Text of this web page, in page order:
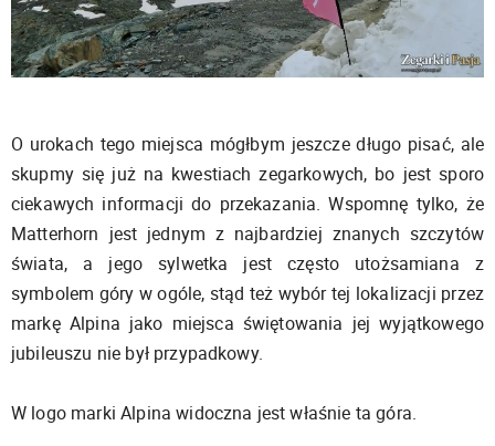
O urokach tego miejsca mógłbym jeszcze długo pisać, ale
skupmy się już na kwestiach zegarkowych, bo jest sporo
ciekawych informacji do przekazania. Wspomnę tylko, że
Matterhorn jest jednym z najbardziej znanych szczytów
świata, a jego sylwetka jest często utożsamiana z
symbolem góry w ogóle, stąd też wybór tej lokalizacji przez
markę Alpina jako miejsca świętowania jej wyjątkowego
jubileuszu nie był przypadkowy.
W logo marki Alpina widoczna jest właśnie ta góra.